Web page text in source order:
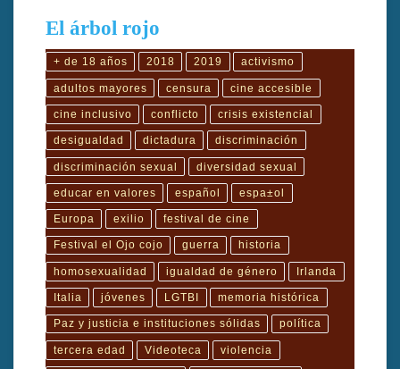
El árbol rojo
+ de 18 años 2018 2019 activismo
adultos mayores censura cine accesible
cine inclusivo conflicto crisis existencial
desigualdad dictadura discriminación
discriminación sexual diversidad sexual
educar en valores español espa±ol
Europa exilio festival de cine
Festival el Ojo cojo guerra historia
homosexualidad igualdad de género Irlanda
Italia jóvenes LGTBI memoria histórica
Paz y justicia e instituciones sólidas política
tercera edad Videoteca violencia